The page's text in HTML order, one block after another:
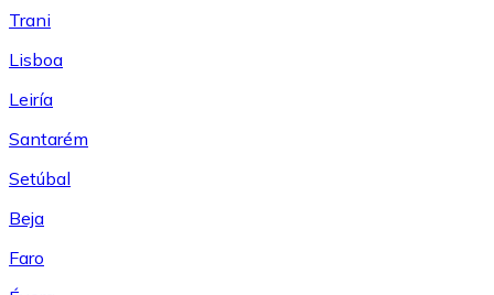
Trani
Lisboa
Leiría
Santarém
Setúbal
Beja
Faro